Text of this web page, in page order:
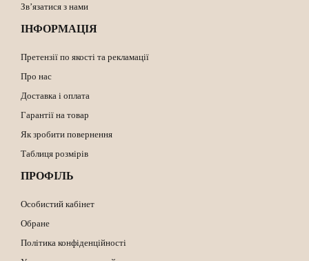
Зв’язатися з нами
ІНФОРМАЦІЯ
Претензії по якості та рекламації
Про нас
Доставка і оплата
Гарантії на товар
Як зробити повернення
Таблиця розмірів
ПРОФІЛЬ
Особистий кабінет
Обране
Політика конфіденційності